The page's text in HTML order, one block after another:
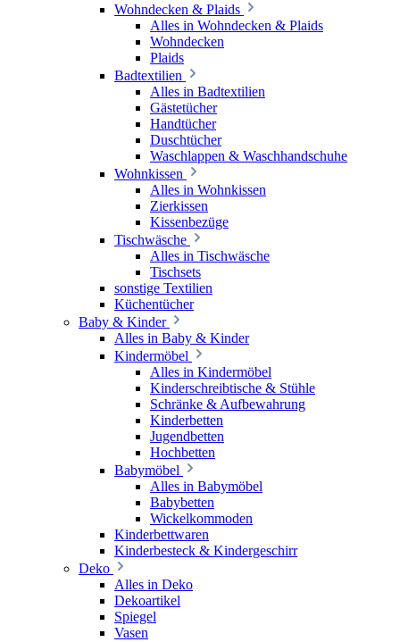
Wohndecken & Plaids
Alles in Wohndecken & Plaids
Wohndecken
Plaids
Badtextilien
Alles in Badtextilien
Gästetücher
Handtücher
Duschtücher
Waschlappen & Waschhandschuhe
Wohnkissen
Alles in Wohnkissen
Zierkissen
Kissenbezüge
Tischwäsche
Alles in Tischwäsche
Tischsets
sonstige Textilien
Küchentücher
Baby & Kinder
Alles in Baby & Kinder
Kindermöbel
Alles in Kindermöbel
Kinderschreibtische & Stühle
Schränke & Aufbewahrung
Kinderbetten
Jugendbetten
Hochbetten
Babymöbel
Alles in Babymöbel
Babybetten
Wickelkommoden
Kinderbettwaren
Kinderbesteck & Kindergeschirr
Deko
Alles in Deko
Dekoartikel
Spiegel
Vasen